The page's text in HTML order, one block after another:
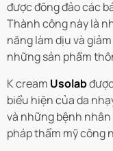
được đông đảo các
Thành công này là
năng làm dịu và
những sản phẩm
K cream Usolab
biểu hiện của da
và những bệnh
pháp thẩm mỹ công